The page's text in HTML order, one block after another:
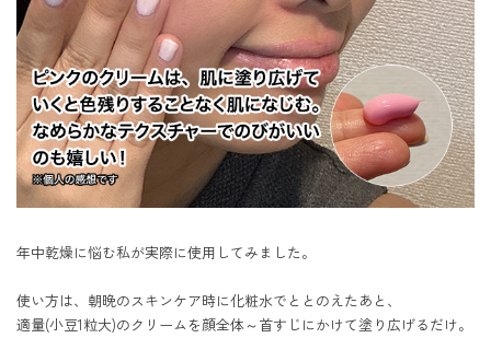
年中乾燥に悩む私が実際に使用してみました。
使い方は、朝晩のスキンケア時に化粧水でととのえたあと、
適量(小豆1粒大)のクリームを顔全体～首すじにかけて塗り広げるだけ。